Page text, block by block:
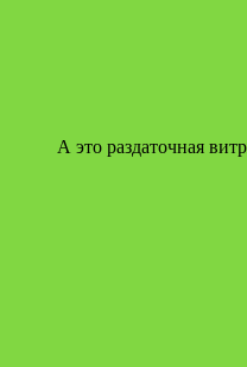
А это раздаточная